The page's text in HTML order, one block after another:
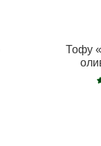
Тофу